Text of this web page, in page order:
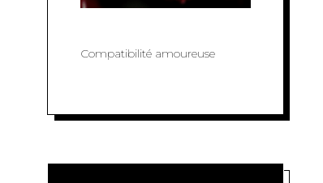
Compatibilité amoureuse